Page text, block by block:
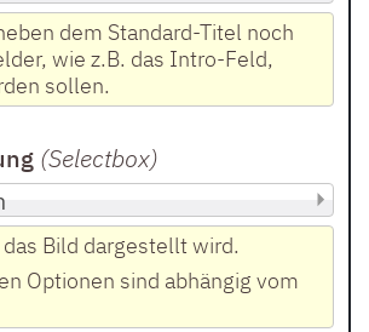
dem Standard-Titel noch
wie z.B. das Intro-Feld,
sollen.
(Selectbox)
Bild dargestellt wird.
Optionen sind abhängig vom